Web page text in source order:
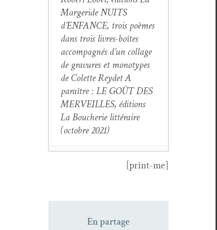
Marg­erideNUITS
d’ENFANCE, trois poèmes
dans trois livres-boîtes
accom­pa­g­nés d’un col­lage
de gravures et mono­types
de Colette Rey­det A
paraître : LE GOÛT DES
MERVEILLES, édi­tions
La Boucherie lit­téraire
(octo­bre 2021)
La minute lec­
nos âges- 21
[print-me]
En partage